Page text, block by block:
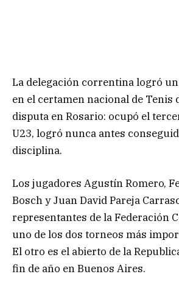
La delegación correntina logró
en el certamen nacional de Tenis
disputa en Rosario: ocupó el
U23, logró nunca antes
disciplina.
Los jugadores Agustín Romero,
Bosch y Juan David Pareja
representantes de la Federación
uno de los dos torneos más
El otro es el abierto de la
fin de año en Buenos Aires.